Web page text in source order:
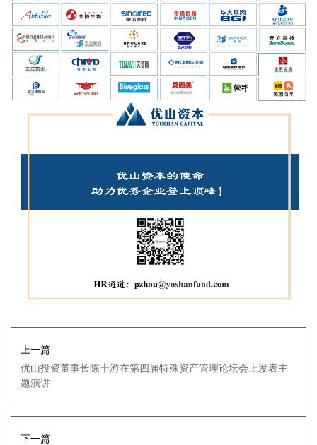
上一篇
优山投资董事长陈十游在第四届特殊资产管理论坛会上发表主
题演讲
下一篇